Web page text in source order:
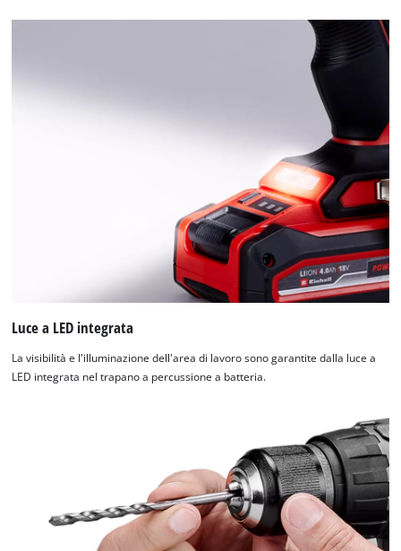
Luce a LED integrata
La visibilità e l'illuminazione dell'area di lavoro sono garantite dalla luce a
LED integrata nel trapano a percussione a batteria.